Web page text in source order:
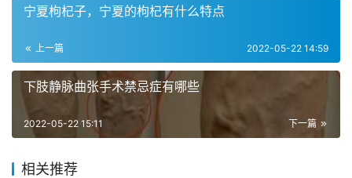
宁夏枸杞子，宁夏的枸杞有什么特点
上一篇 2022-05-22 14:59
下肢静脉曲张手术禁忌症有哪些
下一篇
2022-05-22 15:11
相关推荐